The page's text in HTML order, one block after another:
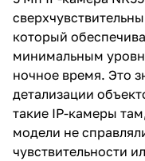
специальная версия
который
минимальным
ночное время. Это
детализации
такие IP-камеры
модели не
чувствительности